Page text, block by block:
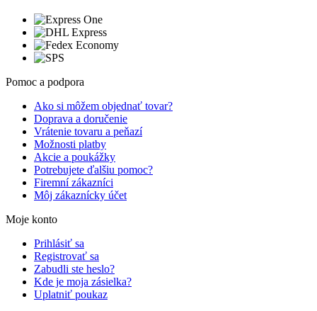
Pomoc a podpora
Ako si môžem objednať tovar?
Doprava a doručenie
Vrátenie tovaru a peňazí
Možnosti platby
Akcie a poukážky
Potrebujete ďalšiu pomoc?
Firemní zákazníci
Môj zákaznícky účet
Moje konto
Prihlásiť sa
Registrovať sa
Zabudli ste heslo?
Kde je moja zásielka?
Uplatniť poukaz